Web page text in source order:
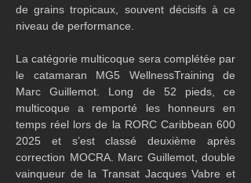
de grains tropicaux, souvent décisifs à ce
niveau de performance.
La catégorie multicoque sera complétée par
le catamaran MG5 WellnessTraining de
Marc Guillemot. Long de 52 pieds, ce
multicoque a remporté les honneurs en
temps réel lors de la RORC Caribbean 600
2025 et s’est classé deuxième après
correction MOCRA. Marc Guillemot, double
vainqueur de la Transat Jacques Vabre et